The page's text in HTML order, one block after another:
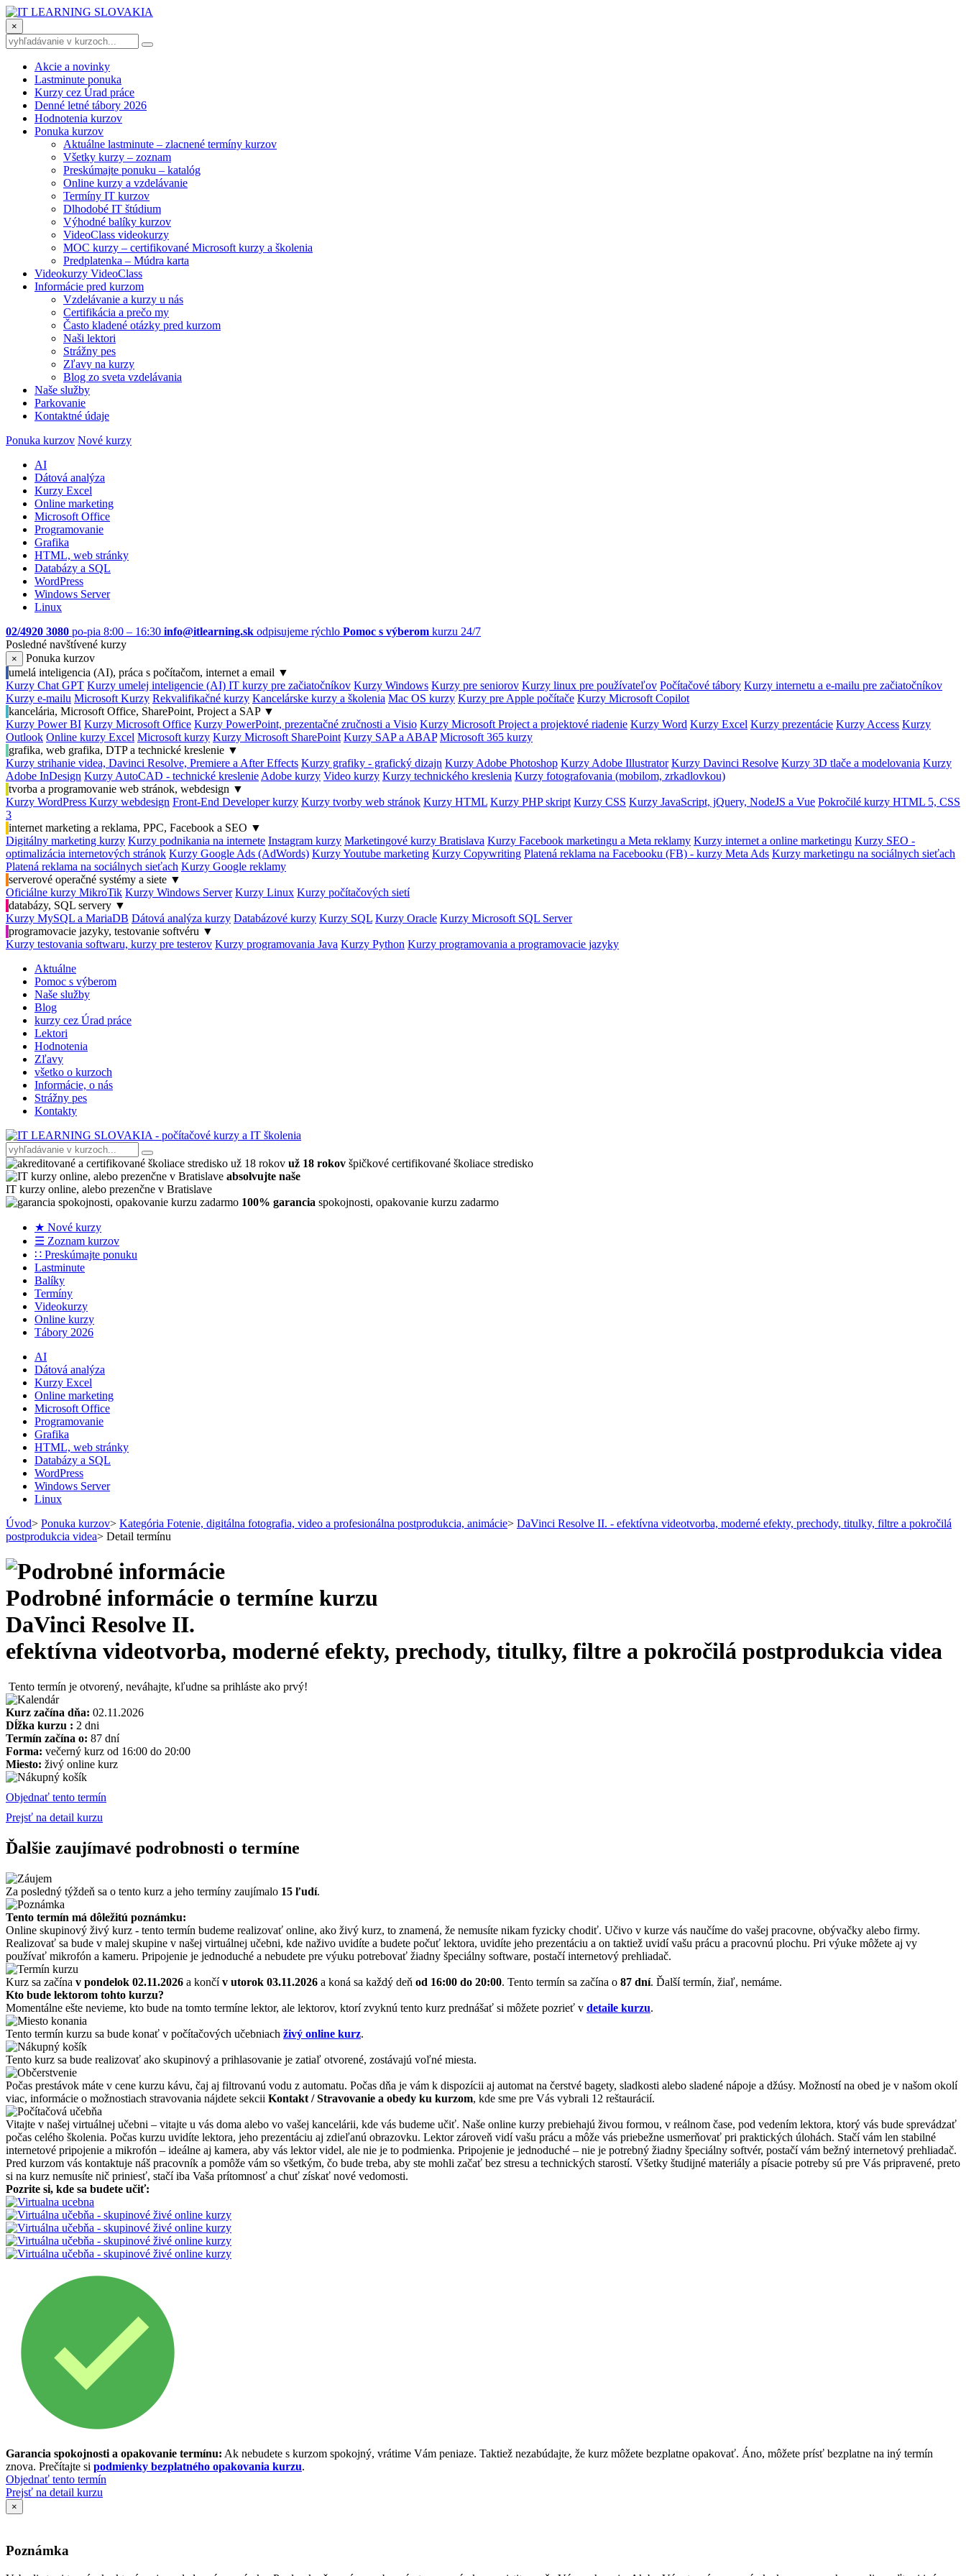
×
Akcie a novinky
Lastminute ponuka
Kurzy cez Úrad práce
Denné letné tábory 2026
Hodnotenia kurzov
Ponuka kurzov
Aktuálne lastminute – zlacnené termíny kurzov
Všetky kurzy – zoznam
Preskúmajte ponuku – katalóg
Online kurzy a vzdelávanie
Termíny IT kurzov
Dlhodobé IT štúdium
Výhodné balíky kurzov
VideoClass videokurzy
MOC kurzy – certifikované Microsoft kurzy a školenia
Predplatenka – Múdra karta
Videokurzy VideoClass
Informácie pred kurzom
Vzdelávanie a kurzy u nás
Certifikácia a prečo my
Často kladené otázky pred kurzom
Naši lektori
Strážny pes
Zľavy na kurzy
Blog zo sveta vzdelávania
Naše služby
Parkovanie
Kontaktné údaje
Ponuka kurzov Nové kurzy
AI
Dátová analýza
Kurzy Excel
Online marketing
Microsoft Office
Programovanie
Grafika
HTML, web stránky
Databázy a SQL
WordPress
Windows Server
Linux
02/4920 3080 po-pia 8:00 – 16:30 info@itlearning.sk odpisujeme rýchlo Pomoc s výberom kurzu 24/7
Posledné navštívené kurzy
×
Ponuka kurzov
umelá inteligencia (AI), práca s počítačom, internet a email ▼
Kurzy Chat GPT Kurzy umelej inteligencie (AI) IT kurzy pre začiatočníkov Kurzy Windows Kurzy pre seniorov Kurzy linux pre používateľov Počítačové tábory Kurzy internetu a e-mailu pre začiatočníkov
Kurzy e-mailu Microsoft Kurzy Rekvalifikačné kurzy Kancelárske kurzy a školenia Mac OS kurzy Kurzy pre Apple počítače Kurzy Microsoft Copilot
kancelária, Microsoft Office, SharePoint, Project a SAP ▼
Kurzy Power BI Kurzy Microsoft Office Kurzy PowerPoint, prezentačné zručnosti a Visio Kurzy Microsoft Project a projektové riadenie Kurzy Word Kurzy Excel Kurzy prezentácie Kurzy Access Kurzy
Outlook Online kurzy Excel Microsoft kurzy Kurzy Microsoft SharePoint Kurzy SAP a ABAP Microsoft 365 kurzy
grafika, web grafika, DTP a technické kreslenie ▼
Kurzy strihanie videa, Davinci Resolve, Premiere a After Effects Kurzy grafiky - grafický dizajn Kurzy Adobe Photoshop Kurzy Adobe Illustrator Kurzy Davinci Resolve Kurzy 3D tlače a modelovania Kurzy
Adobe InDesign Kurzy AutoCAD - technické kreslenie Adobe kurzy Video kurzy Kurzy technického kreslenia Kurzy fotografovania (mobilom, zrkadlovkou)
tvorba a programovanie web stránok, webdesign ▼
Kurzy WordPress Kurzy webdesign Front-End Developer kurzy Kurzy tvorby web stránok Kurzy HTML Kurzy PHP skript Kurzy CSS Kurzy JavaScript, jQuery, NodeJS a Vue Pokročilé kurzy HTML 5, CSS
3
internet marketing a reklama, PPC, Facebook a SEO ▼
Digitálny marketing kurzy Kurzy podnikania na internete Instagram kurzy Marketingové kurzy Bratislava Kurzy Facebook marketingu a Meta reklamy Kurzy internet a online marketingu Kurzy SEO -
optimalizácia internetových stránok Kurzy Google Ads (AdWords) Kurzy Youtube marketing Kurzy Copywriting Platená reklama na Facebooku (FB) - kurzy Meta Ads Kurzy marketingu na sociálnych sieťach
Platená reklama na sociálnych sieťach Kurzy Google reklamy
serverové operačné systémy a siete ▼
Oficiálne kurzy MikroTik Kurzy Windows Server Kurzy Linux Kurzy počítačových sietí
databázy, SQL servery ▼
Kurzy MySQL a MariaDB Dátová analýza kurzy Databázové kurzy Kurzy SQL Kurzy Oracle Kurzy Microsoft SQL Server
programovacie jazyky, testovanie softvéru ▼
Kurzy testovania softwaru, kurzy pre testerov Kurzy programovania Java Kurzy Python Kurzy programovania a programovacie jazyky
Aktuálne
Pomoc s výberom
Naše služby
Blog
kurzy cez Úrad práce
Lektori
Hodnotenia
Zľavy
všetko o kurzoch
Informácie, o nás
Strážny pes
Kontakty
už 18 rokov špičkové certifikované školiace stredisko
absolvujte naše
IT kurzy online, alebo prezenčne v Bratislave
100% garancia spokojnosti, opakovanie kurzu zadarmo
★ Nové kurzy
☰ Zoznam kurzov
∷ Preskúmajte ponuku
Lastminute
Balíky
Termíny
Videokurzy
Online kurzy
Tábory 2026
AI
Dátová analýza
Kurzy Excel
Online marketing
Microsoft Office
Programovanie
Grafika
HTML, web stránky
Databázy a SQL
WordPress
Windows Server
Linux
Úvod> Ponuka kurzov> Kategória Fotenie, digitálna fotografia, video a profesionálna postprodukcia, animácie> DaVinci Resolve II. - efektívna videotvorba, moderné efekty, prechody, titulky, filtre a pokročilá
postprodukcia videa> Detail termínu
Podrobné informácie o termíne kurzu
DaVinci Resolve II.
efektívna videotvorba, moderné efekty, prechody, titulky, filtre a pokročilá postprodukcia videa
Tento termín je otvorený, neváhajte, kľudne sa prihláste ako prvý!
Kurz začína dňa: 02.11.2026
Dĺžka kurzu : 2 dni
Termín začína o: 87 dní
Forma: večerný kurz od 16:00 do 20:00
Miesto: živý online kurz
Objednať tento termín
Prejsť na detail kurzu
Ďalšie zaujímavé podrobnosti o termíne
Za posledný týždeň sa o tento kurz a jeho termíny zaujímalo 15 ľudí.
Tento termín má dôležitú poznámku:
Online skupinový živý kurz - tento termín budeme realizovať online, ako živý kurz, to znamená, že nemusíte nikam fyzicky chodiť. Učivo v kurze vás naučíme do vašej pracovne, obývačky alebo firmy.
Realizovať sa bude v malej skupine v našej virtuálnej učebni, kde naživo uvidíte a budete počuť lektora, uvidíte jeho prezentáciu a on taktiež uvidí vašu prácu a pracovnú plochu. Pri výuke môžete aj vy
používať mikrofón a kameru. Pripojenie je jednoduché a nebudete pre výuku potrebovať žiadny špeciálny software, postačí internetový prehliadač.
Kurz sa začína v pondelok 02.11.2026 a končív utorok 03.11.2026 a koná sa každý deň od 16:00 do 20:00. Tento termín sa začína o 87 dní. Ďalší termín, žiaľ, nemáme.
Kto bude lektorom tohto kurzu?
Momentálne ešte nevieme, kto bude na tomto termíne lektor, ale lektorov, ktorí zvyknú tento kurz prednášať si môžete pozrieť v detaile kurzu.
Tento termín kurzu sa bude konať v počítačových učebniach živý online kurz.
Tento kurz sa bude realizovať ako skupinový a prihlasovanie je zatiaľ otvorené, zostávajú voľné miesta.
Počas prestávok máte v cene kurzu kávu, čaj aj filtrovanú vodu z automatu. Počas dňa je vám k dispozícii aj automat na čerstvé bagety, sladkosti alebo sladené nápoje a džúsy. Možností na obed je v našom okolí
viac, informácie o možnostiach stravovania nájdete sekcii Kontakt / Stravovanie a obedy ku kurzom, kde sme pre Vás vybrali 12 reštaurácií.
Vitajte v našej virtuálnej učebni – vitajte u vás doma alebo vo vašej kancelárii, kde vás budeme učiť. Naše online kurzy prebiehajú živou formou, v reálnom čase, pod vedením lektora, ktorý vás bude sprevádzať
počas celého školenia. Počas kurzu uvidíte lektora, jeho prezentáciu aj zdieľanú obrazovku. Lektor zároveň vidí vašu prácu a môže vás priebežne usmerňovať pri praktických úlohách. Stačí vám len stabilné
internetové pripojenie a mikrofón – ideálne aj kamera, aby vás lektor videl, ale nie je to podmienka. Pripojenie je jednoduché – nie je potrebný žiadny špeciálny softvér, postačí vám bežný internetový prehliadač.
Pred kurzom vás kontaktuje náš pracovník a pomôže vám so všetkým, čo bude treba, aby ste mohli začať bez stresu a technických starostí. Všetky študijné materiály a písacie potreby sú pre Vás pripravené, preto
si na kurz nemusíte nič priniesť, stačí iba Vaša prítomnosť a chuť získať nové vedomosti.
Pozrite si, kde sa budete učiť:
Garancia spokojnosti a opakovanie termínu: Ak nebudete s kurzom spokojný, vrátime Vám peniaze. Taktiež nezabúdajte, že kurz môžete bezplatne opakovať. Áno, môžete prísť bezplatne na iný termín
znova. Prečítajte si podmienky bezplatného opakovania kurzu.
Objednať tento termín
Prejsť na detail kurzu
×
Poznámka